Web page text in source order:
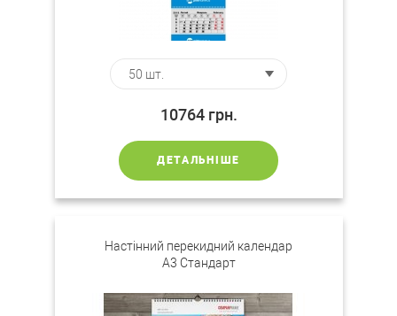
10764 грн.
ДЕТАЛЬНІШЕ
Настінний перекидний календар
А3 Стандарт